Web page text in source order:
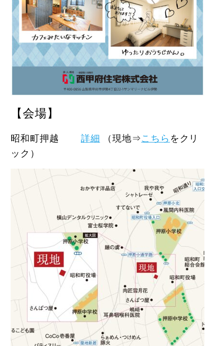
【会場】
昭和町押越 詳細 （現地⇒こちら をクリ
ック）